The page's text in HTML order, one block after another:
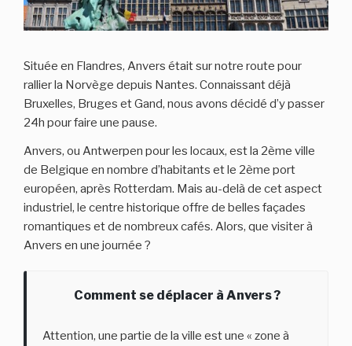
Située en Flandres, Anvers était sur notre route pour
rallier la Norvège depuis Nantes. Connaissant déjà
Bruxelles, Bruges et Gand, nous avons décidé d’y passer
24h pour faire une pause.
Anvers, ou Antwerpen pour les locaux, est la 2ème ville
de Belgique en nombre d’habitants et le 2ème port
européen, après Rotterdam. Mais au-delà de cet aspect
industriel, le centre historique offre de belles façades
romantiques et de nombreux cafés. Alors, que visiter à
Anvers en une journée ?
Comment se déplacer à Anvers ?
Attention, une partie de la ville est une « zone à